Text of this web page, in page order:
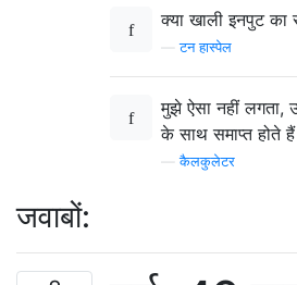
क्या खाली इनपुट का
—टन हास्पेल
मुझे ऐसा नहीं लगता,
के साथ समाप्त होते
—कैलकुलेटर
जवाबों: